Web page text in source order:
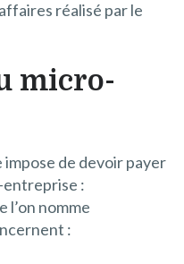
réalisé par le
micro-
impose de devoir payer
entreprise :
l’on nomme
: